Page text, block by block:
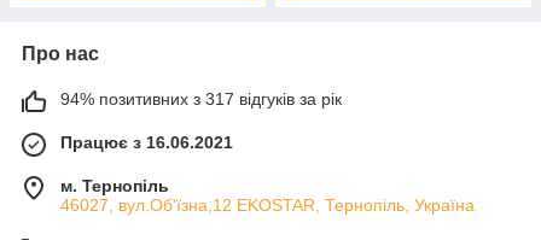
Про нас
94% позитивних з 317 відгуків за рік
Працює з 16.06.2021
м. Тернопіль
46027, вул.Об'їзна,12 EKOSTAR, Тернопіль, Україна